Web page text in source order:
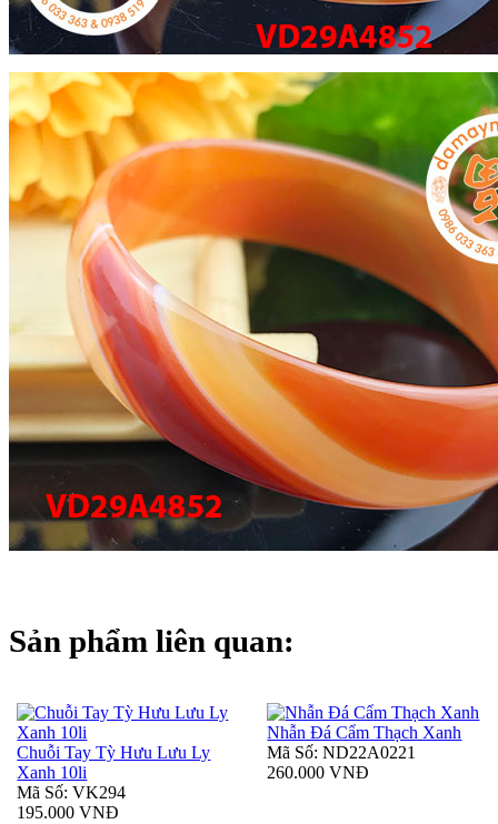
Sản phẩm liên quan:
Chuỗi Tay Tỳ Hưu Lưu Ly
Xanh 10li
Mã Số: VK294
195.000 VNĐ
Nhẫn Đá Cẩm Thạch Xanh
Mã Số: ND22A0221
260.000 VNĐ